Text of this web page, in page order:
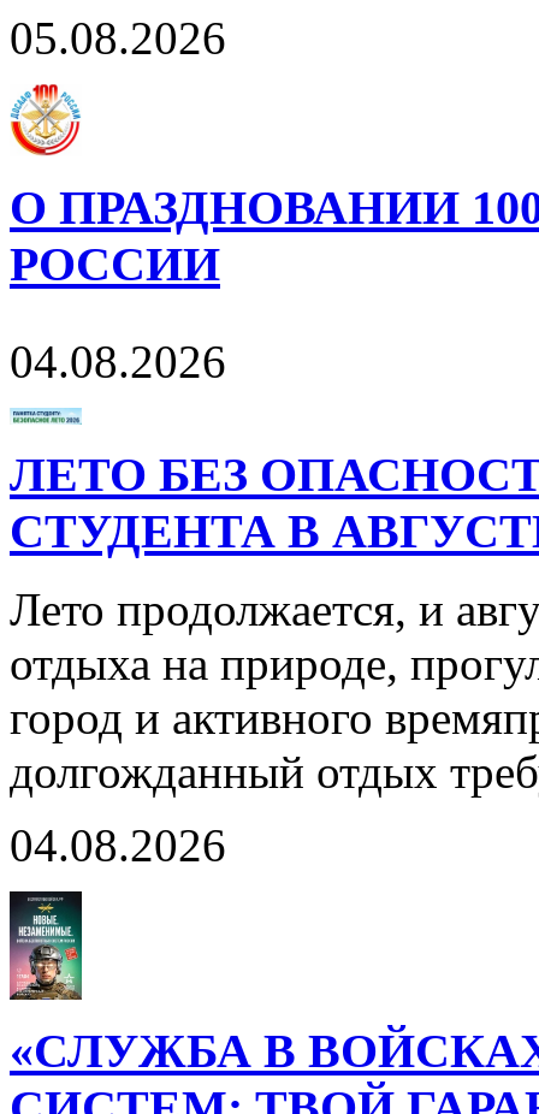
05.08.2026
О ПРАЗДНОВАНИИ
РОССИИ
04.08.2026
ЛЕТО БЕЗ
СТУДЕНТА В
Лето продолжается, и
отдыха на природе,
город и активного
долгожданный отдых
04.08.2026
«СЛУЖБА В